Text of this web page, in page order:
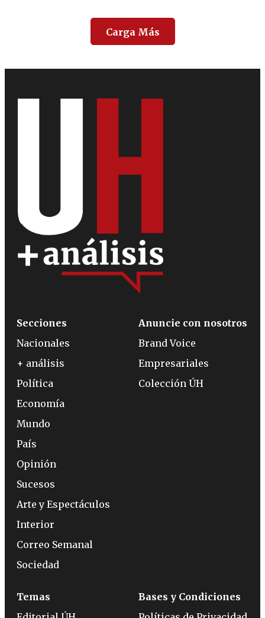
Carga Más
Secciones
Nacionales
+ análisis
Política
Economía
Mundo
País
Opinión
Sucesos
Arte y Espectáculos
Interior
Correo Semanal
Sociedad
Anuncie con nosotros
Brand Voice
Empresariales
Colección ÚH
Temas
Bases y Condiciones